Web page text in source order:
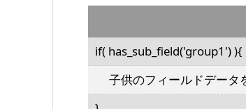
if( has_sub_field('group1') ){
子供のフィールドデータ